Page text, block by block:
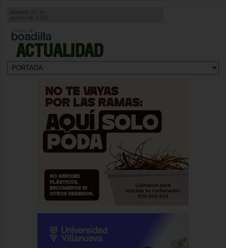
ACTUALIDAD
agosto de 2026